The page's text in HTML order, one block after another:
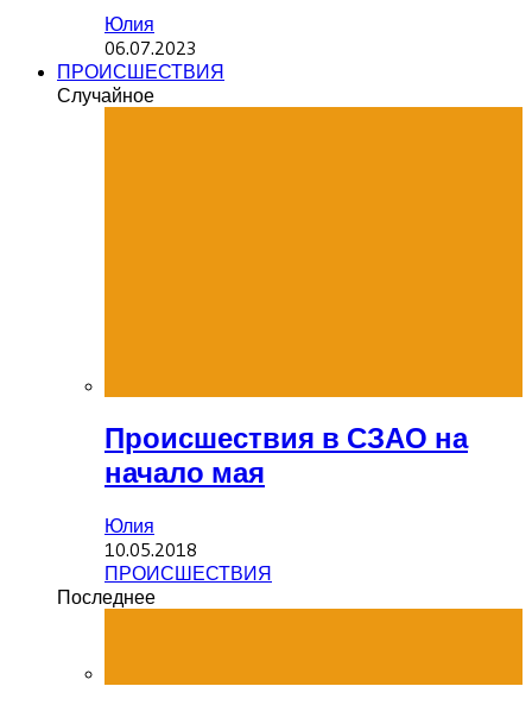
Юлия
06.07.2023
ПРОИСШЕСТВИЯ
Случайное
Происшествия в СЗАО на
начало мая
Юлия
10.05.2018
ПРОИСШЕСТВИЯ
Последнее